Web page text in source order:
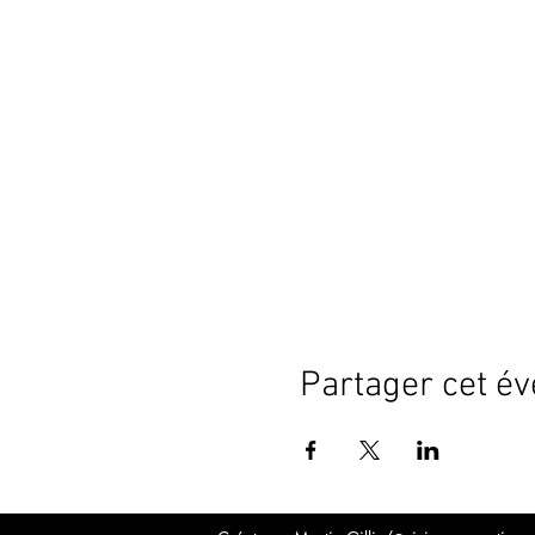
Partager cet